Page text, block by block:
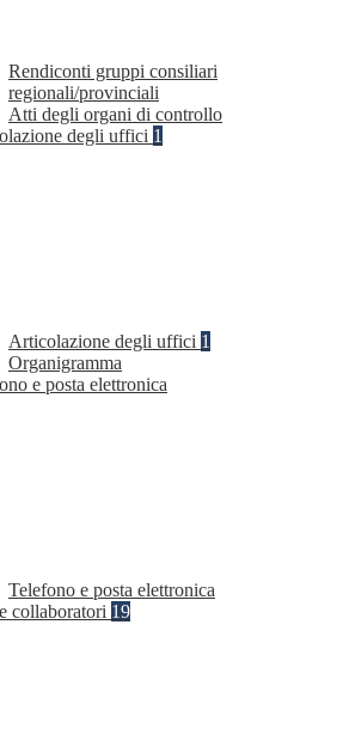
Rendiconti gruppi consiliari
regionali/provinciali
Atti degli organi di controllo
degli uffici 1
Articolazione degli uffici 1
Organigramma
e posta elettronica
Telefono e posta elettronica
collaboratori 19